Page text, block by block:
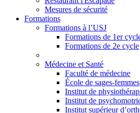
Mesures de sécurité
Formations
Formations à l’USJ
Formations de 1er
Formations de 2e cycle
Médecine et Santé
Faculté de médecine
École de sages-femmes
Institut de
Institut de
Institut supérieur